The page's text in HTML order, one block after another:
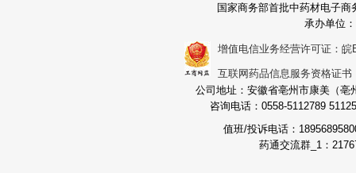
国家商务部首批中药材电子
承办单位
增值电信业务经营许可证：皖
互联网药品信息服务资格证
公司地址：安徽省亳州市康美（
咨询电话：0558-5112789
值班/投诉电话：
药通交流群_1：